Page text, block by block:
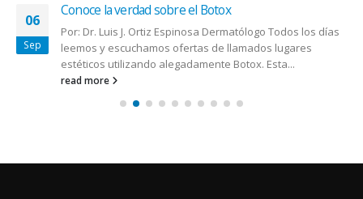
06
Sep
Conoce la verdad sobre el Botox
Por: Dr. Luis J. Ortiz Espinosa Dermatólogo Todos los días
leemos y escuchamos ofertas de llamados lugares
estéticos utilizando alegadamente Botox. Esta...
read more